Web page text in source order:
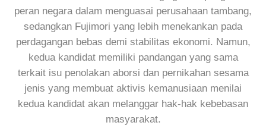
peran negara dalam menguasai perusahaan tambang,
sedangkan Fujimori yang lebih menekankan pada
perdagangan bebas demi stabilitas ekonomi. Namun,
kedua kandidat memiliki pandangan yang sama
terkait isu penolakan aborsi dan pernikahan sesama
jenis yang membuat aktivis kemanusiaan menilai
kedua kandidat akan melanggar hak-hak kebebasan
masyarakat.